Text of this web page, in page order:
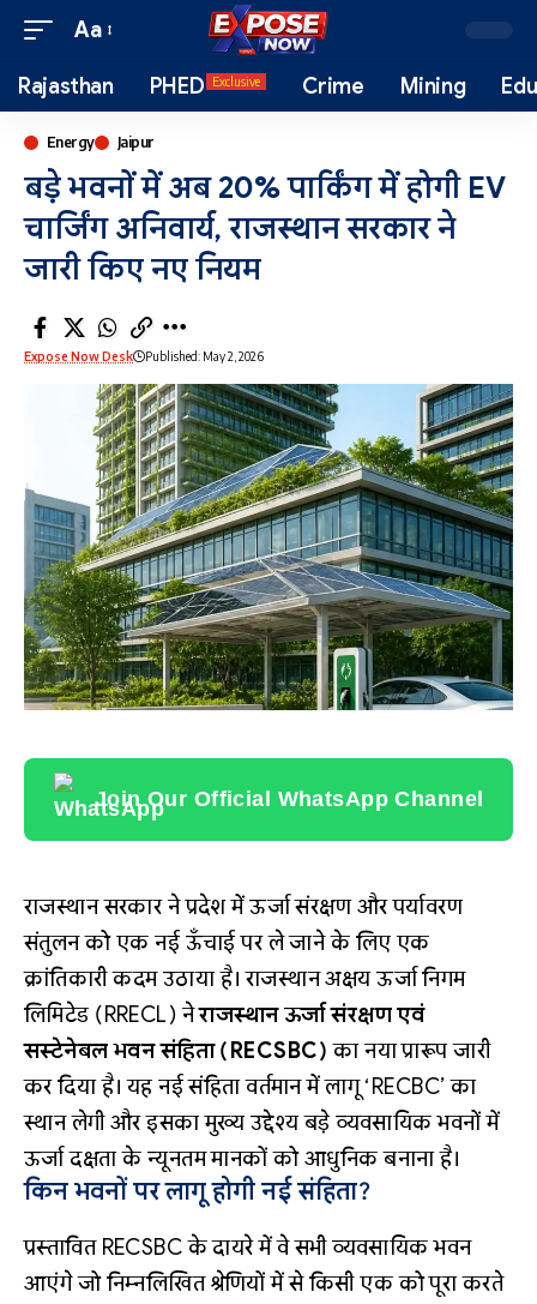
Aa
Rajasthan PHED Exclusive Crime Mining
Energy Jaipur
बड़े भवनों में अब 20% पार्किंग में होगी EV
चार्जिंग अनिवार्य, राजस्थान सरकार ने
जारी किए नए नियम
Expose Now Desk Published: May 2, 2026
Join Our Official WhatsApp Channel
राजस्थान सरकार ने प्रदेश में ऊर्जा संरक्षण और पर्यावरण
संतुलन को एक नई ऊँचाई पर ले जाने के लिए एक
क्रांतिकारी कदम उठाया है। राजस्थान अक्षय ऊर्जा निगम
लिमिटेड (RRECL) नेराजस्थान ऊर्जा संरक्षण एवं
सस्टेनेबल भवन संहिता (RECSBC) का नया प्रारूप जारी
कर दिया है। यह नई संहिता वर्तमान में लागू ‘RECBC’ का
स्थान लेगी और इसका मुख्य उद्देश्य बड़े व्यवसायिक भवनों में
ऊर्जा दक्षता के न्यूनतम मानकों को आधुनिक बनाना है।
किन भवनों पर लागू होगी नई संहिता?
प्रस्तावित RECSBC के दायरे में वे सभी व्यवसायिक भवन
आएंगे जो निम्नलिखित श्रेणियों में से किसी एक को पूरा करते